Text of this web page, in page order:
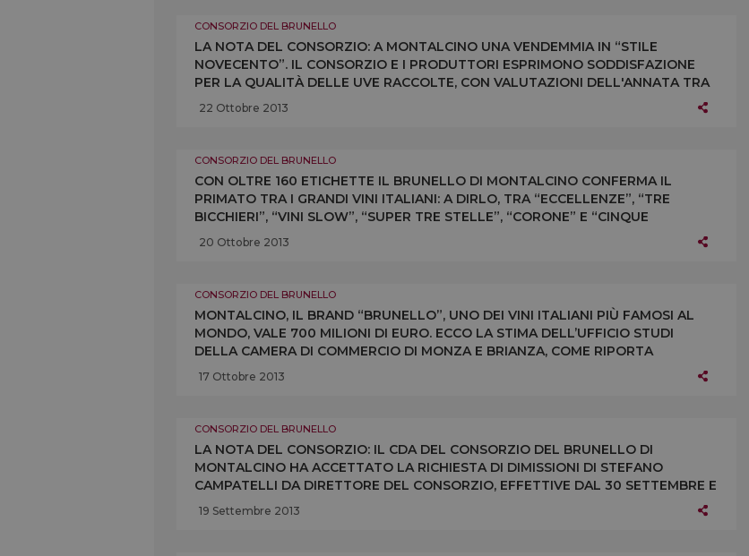
CONSORZIO DEL BRUNELLO
LA NOTA DEL CONSORZIO: A MONTALCINO UNA VENDEMMIA IN “STILE
NOVECENTO”. IL CONSORZIO E I PRODUTTORI ESPRIMONO SODDISFAZIONE
PER LA QUALITÀ DELLE UVE RACCOLTE, CON VALUTAZIONI DELL'ANNATA TRA
“BUONO” ED “ECCELLENTE” E QUANTITÀ IN AUMENTO DEL 10%
22 Ottobre 2013
CONSORZIO DEL BRUNELLO
CON OLTRE 160 ETICHETTE IL BRUNELLO DI MONTALCINO CONFERMA IL
PRIMATO TRA I GRANDI VINI ITALIANI: A DIRLO, TRA “ECCELLENZE”, “TRE
BICCHIERI”, “VINI SLOW”, “SUPER TRE STELLE”, “CORONE” E “CINQUE
GRAPPOLI” I PUNTEGGI DELLE PRINCIPALI GUIDE ITALIANE
20 Ottobre 2013
CONSORZIO DEL BRUNELLO
MONTALCINO, IL BRAND “BRUNELLO”, UNO DEI VINI ITALIANI PIÙ FAMOSI AL
MONDO, VALE 700 MILIONI DI EURO. ECCO LA STIMA DELL’UFFICIO STUDI
DELLA CAMERA DI COMMERCIO DI MONZA E BRIANZA, COME RIPORTA
MONTALCINONEWS.COM
17 Ottobre 2013
CONSORZIO DEL BRUNELLO
LA NOTA DEL CONSORZIO: IL CDA DEL CONSORZIO DEL BRUNELLO DI
MONTALCINO HA ACCETTATO LA RICHIESTA DI DIMISSIONI DI STEFANO
CAMPATELLI DA DIRETTORE DEL CONSORZIO, EFFETTIVE DAL 30 SETTEMBRE E
GIUNTE DOPO UN CONFRONTO AVVIATO NELLE SCORSE SETTIMANE
19 Settembre 2013